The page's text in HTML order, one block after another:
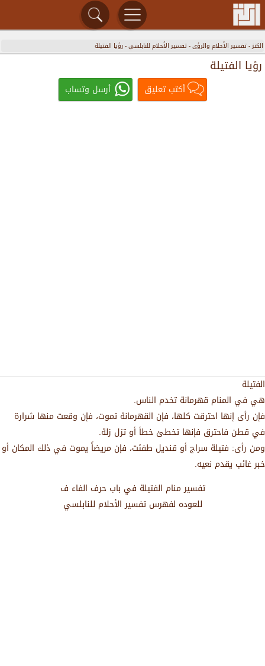
الكنز-تفسير الأحلام والرؤى-تفسير الأحلام للنابلسي-رؤيا الفتيلة
رؤيا الفتيلة
أكتب تعليق أرسل وتساب
الفتيلة
هي في المنام قهرمانة تخدم الناس.
فإن رأى إنها احترقت كلها، فإن القهرمانة تموت، فإن وقعت منها شرارة
في قطن فاحترق فإنها تخطئ خطأ أو تزل زلة.
ومن رأى: فتيلة سراج أو قنديل طفئت، فإن مريضاً يموت في ذلك المكان أو
خبر غائب يقدم نعيه.
تفسير منام الفتيلة في باب حرف الفاء ف
للعوده لفهرس تفسير الأحلام للنابلسي